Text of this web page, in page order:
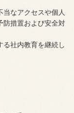
なアクセスや個人
防措置および安全対
る社内教育を継続し